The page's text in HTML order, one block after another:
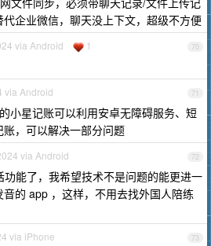
企业微信，聊天没上下文，超级不方便
70
via Android 1
71
via Android
小星记账可以利用安卓无障碍服务、短
，可以解决一部分问题
72
via Android
能了，我希望技术不是问题的能更进一
的 app ，这样，不用去找外国人陪练
73
via iPhone